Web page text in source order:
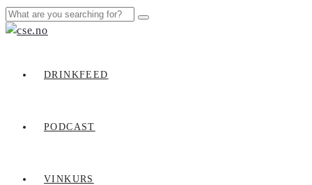
DRINKFEED
PODCAST
VINKURS